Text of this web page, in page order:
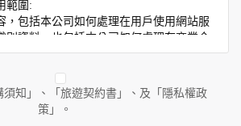
範圍:
，包括本公司如何處理在用戶使用網站服
別資料，也包括本公司如何處理在商業合
享的任何身份識別資料。隱私權保護政策
公司旗下網站上的廣告廠商連結，這些置
蒐集您個人的資料。對於您主動提供的個
商或連結網站有其個別的隱私權保護政
須知」、「旅遊契約書」、及「隱私權政
策」。